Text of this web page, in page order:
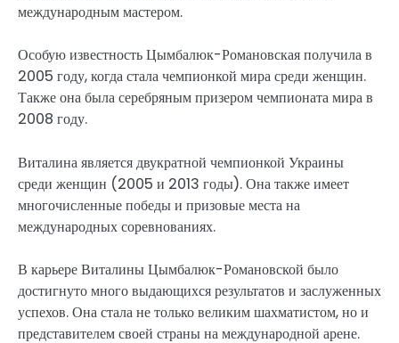
международным мастером.
Особую известность Цымбалюк-Романовская получила в
2005 году, когда стала чемпионкой мира среди женщин.
Также она была серебряным призером чемпионата мира в
2008 году.
Виталина является двукратной чемпионкой Украины
среди женщин (2005 и 2013 годы). Она также имеет
многочисленные победы и призовые места на
международных соревнованиях.
В карьере Виталины Цымбалюк-Романовской было
достигнуто много выдающихся результатов и заслуженных
успехов. Она стала не только великим шахматистом, но и
представителем своей страны на международной арене.